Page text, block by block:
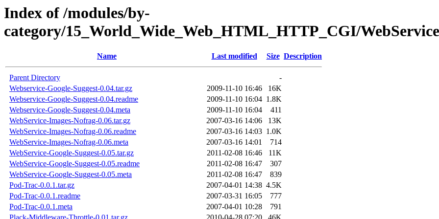
Index of /modules/by-
category/15_World_Wide_Web_HTML_HTTP_CGI/
Name Last modified Size Description
Parent Directory
-
Webservice-Google-Suggest-0.04.tar.gz
2009-11-10 16:46
16K
Webservice-Google-Suggest-0.04.readme
2009-11-10 16:04 1.8K
Webservice-Google-Suggest-0.04.meta
2009-11-10 16:04
411
WebService-Images-Nofrag-0.06.tar.gz
2007-03-16 14:06
13K
WebService-Images-Nofrag-0.06.readme
2007-03-16 14:03 1.0K
WebService-Images-Nofrag-0.06.meta
2007-03-16 14:01
714
WebService-Google-Suggest-0.05.tar.gz
2011-02-08 16:46
11K
WebService-Google-Suggest-0.05.readme
2011-02-08 16:47
307
WebService-Google-Suggest-0.05.meta
2011-02-08 16:47
839
Pod-Trac-0.0.1.tar.gz
2007-04-01 14:38 4.5K
Pod-Trac-0.0.1.readme
2007-03-31 16:05
777
Pod-Trac-0.0.1.meta
2007-04-01 10:28
791